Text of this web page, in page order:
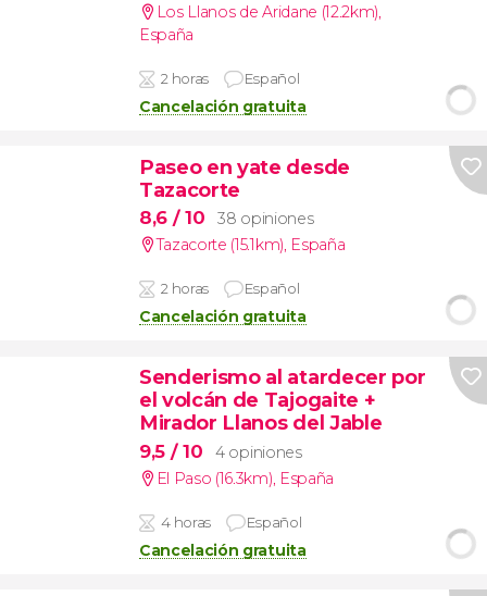
Los Llanos de Aridane (12.2km),
España
2 horas Español
Cancelación gratuita
Paseo en yate desde
Tazacorte
8,6 / 10
38 opiniones
Tazacorte (15.1km), España
2 horas Español
Cancelación gratuita
Senderismo al atardecer por
el volcán de Tajogaite +
Mirador Llanos del Jable
9,5 / 10
4 opiniones
El Paso (16.3km), España
4 horas Español
Cancelación gratuita